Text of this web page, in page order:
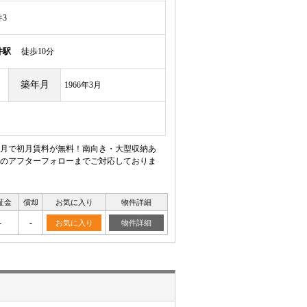
3
駅 徒歩10分
築年月 1966年3月
で初月賃料が無料！南向き・大型収納あ
アフターフォローまでご対応しておりま
金 償却 お気に入り 物件詳細
- お気に入り 物件詳細